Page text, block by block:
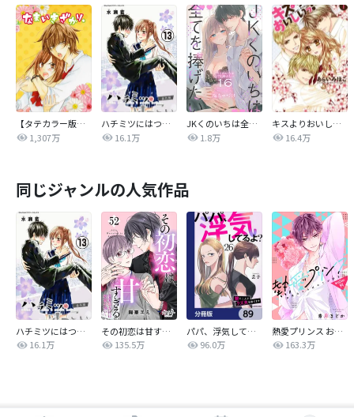
【タテカラー版】なまいきざかり。
1,307万
ハチミツにはつこい
16.1万
JKくのいちは全てを捧げたい
1.8万
キスよりおいしいっ！
16.4万
同じジャンルの人気作品
ハチミツにはつこい
16.1万
その初恋は甘すぎる～恋愛処女には刺激が強い～
135.5万
パパ、浮気してるよ？娘と二人でクズ夫を捨てます【分冊版】
96.0万
熱愛プリンス お兄ちゃんはキミが好き
163.3万